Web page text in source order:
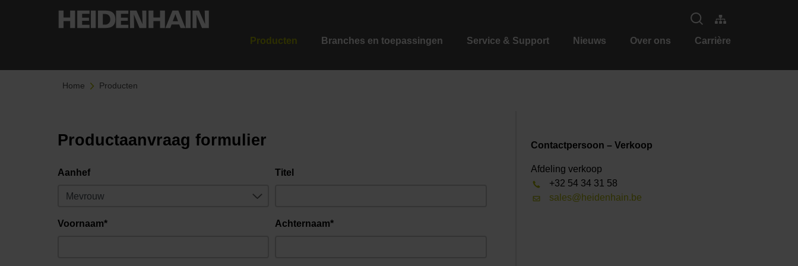
Producten Branches en toepassingen Service & Support Nieuws Over ons Carrière
Home Producten
Productaanvraag formulier
Aanhef Titel
Voornaam* Achternaam*
Contactpersoon – Verkoop
Afdeling verkoop
+32 54 34 31 58
sales@heidenhain.be